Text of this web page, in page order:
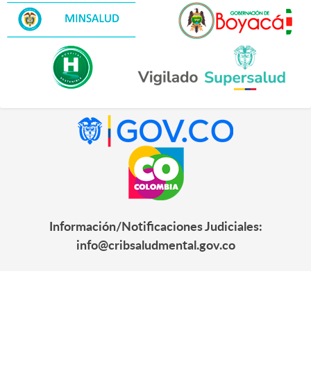
Información/Notificaciones Judiciales:
info@cribsaludmental.gov.co